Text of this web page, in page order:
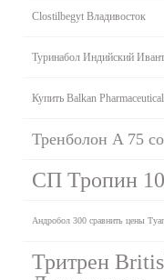
Clostilbegyt Владивосток
Туринабол Индийский
Купить Balkan
Тренболон A 75
СП Тропин
Андробол 300 сравнить цены
Тритрен